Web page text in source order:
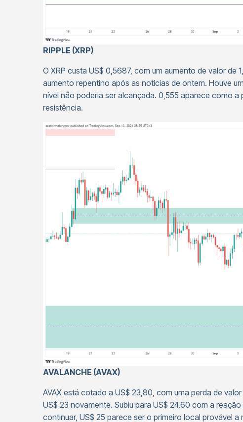
RIPPLE (XRP)
O XRP custa US$ 0,5687, com um aumento de valor de
aumento repentino após as notícias de ontem. Houve
nível não poderia ser alcançada. 0,555 aparece como
resistência.
AVALANCHE (AVAX)
AVAX está cotado a US$ 23,80, com uma perda de
US$ 23 novamente. Subiu para US$ 24,60 com a
continuar, US$ 25 parece ser o primeiro local provável